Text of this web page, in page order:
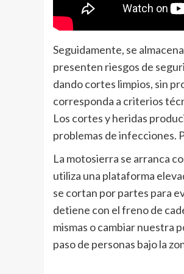
Seguidamente, se
presenten riesgos de
dando cortes limpios, sin
corresponda a criterios
Los cortes y heridas
problemas de infecciones.
La motosierra se arranca
utiliza una plataforma
se cortan por partes para
detiene con el freno de
mismas o cambiar nuestra
paso de personas bajo la